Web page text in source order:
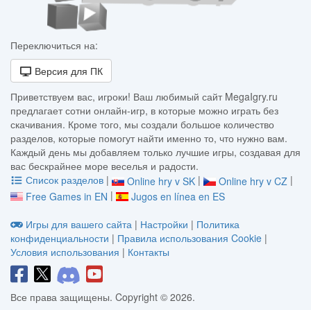
Переключиться на:
Версия для ПК
Приветствуем вас, игроки! Ваш любимый сайт MegaIgry.ru
предлагает сотни онлайн-игр, в которые можно играть без
скачивания. Кроме того, мы создали большое количество
разделов, которые помогут найти именно то, что нужно вам.
Каждый день мы добавляем только лучшие игры, создавая для
вас бескрайнее море веселья и радости.
Список разделов | Online hry v SK | Online hry v CZ |
Free Games in EN |
Jugos en línea en ES
Игры для вашего сайта | Настройки | Политика
конфиденциальности | Правила использования Cookie |
Условия использования | Контакты
Все права защищены. Copyright © 2026.